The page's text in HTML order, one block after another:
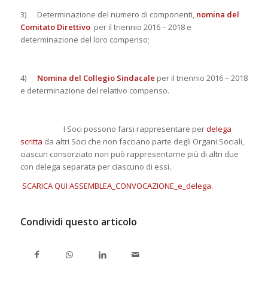
3) Determinazione del numero di componenti, nomina del
Comitato Direttivo per il triennio 2016 – 2018 e
determinazione del loro compenso;
4) Nomina del Collegio Sindacale per il triennio 2016 – 2018
e determinazione del relativo compenso.
I Soci possono farsi rappresentare perdelega
scritta da altri Soci che non facciano parte degli Organi Sociali,
ciascun consorziato non può rappresentarne più di altri due
con delega separata per ciascuno di essi.
SCARICA QUI ASSEMBLEA_CONVOCAZIONE_e_delega.
Condividi questo articolo